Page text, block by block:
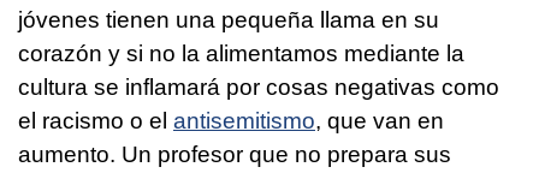
jóvenes tienen una pequeña llama en su
corazón y si no la alimentamos mediante la
cultura se inflamará por cosas negativas como
el racismo o el antisemitismo, que van en
aumento. Un profesor que no prepara sus